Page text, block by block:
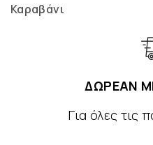
Καραβάνι
ΔΩΡΕΑΝ
Για όλες τις